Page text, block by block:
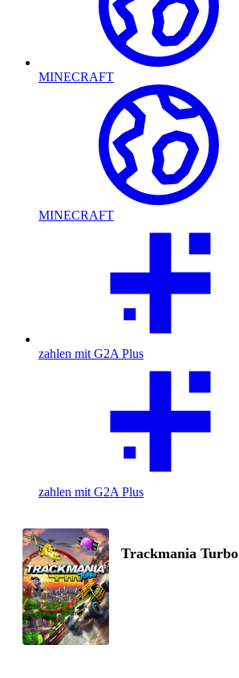
MINECRAFT
MINECRAFT
zahlen mit G2A Plus
zahlen mit G2A Plus
Trackmania Turbo